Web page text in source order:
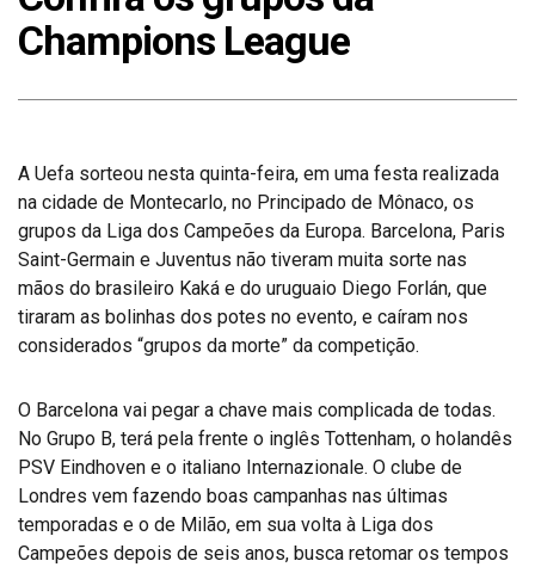
Champions League
A Uefa sorteou nesta quinta-feira, em uma festa realizada
na cidade de Montecarlo, no Principado de Mônaco, os
grupos da Liga dos Campeões da Europa. Barcelona, Paris
Saint-Germain e Juventus não tiveram muita sorte nas
mãos do brasileiro Kaká e do uruguaio Diego Forlán, que
tiraram as bolinhas dos potes no evento, e caíram nos
considerados “grupos da morte” da competição.
O Barcelona vai pegar a chave mais complicada de todas.
No Grupo B, terá pela frente o inglês Tottenham, o holandês
PSV Eindhoven e o italiano Internazionale. O clube de
Londres vem fazendo boas campanhas nas últimas
temporadas e o de Milão, em sua volta à Liga dos
Campeões depois de seis anos, busca retomar os tempos